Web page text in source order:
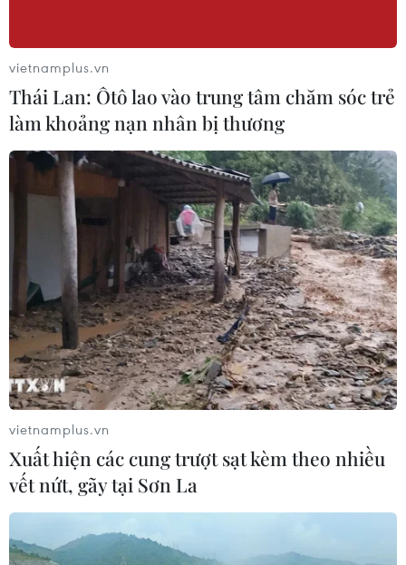
vietnamplus.vn
Thái Lan: Ôtô lao vào trung tâm chăm sóc trẻ
làm khoảng nạn nhân bị thương
vietnamplus.vn
Xuất hiện các cung trượt sạt kèm theo nhiều
vết nứt, gãy tại Sơn La